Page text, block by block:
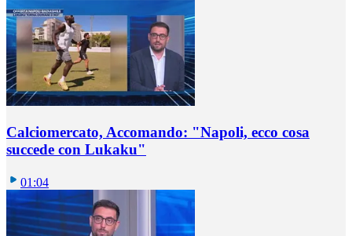
Calciomercato, Accomando: "Napoli, ecco cosa
succede con Lukaku"
01:04